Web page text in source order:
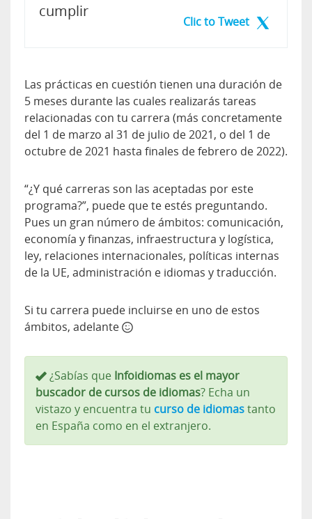
cumplir
Clic to Tweet
Las prácticas en cuestión tienen una duración de
5 meses durante las cuales realizarás tareas
relacionadas con tu carrera (más concretamente
del 1 de marzo al 31 de julio de 2021, o del 1 de
octubre de 2021 hasta finales de febrero de 2022).
“¿Y qué carreras son las aceptadas por este
programa?”, puede que te estés preguntando.
Pues un gran número de ámbitos: comunicación,
economía y finanzas, infraestructura y logística,
ley, relaciones internacionales, políticas internas
de la UE, administración e idiomas y traducción.
Si tu carrera puede incluirse en uno de estos
ámbitos, adelante
¿Sabías que Infoidiomas es el mayor
buscador de cursos de idiomas? Echa un
vistazo y encuentra tu curso de idiomastanto
en España como en el extranjero.